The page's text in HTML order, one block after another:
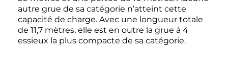
autre grue de sa catégorie n’atteint cette
capacité de charge. Avec une longueur totale
de 11,7 mètres, elle est en outre la grue à 4
essieux la plus compacte de sa catégorie.